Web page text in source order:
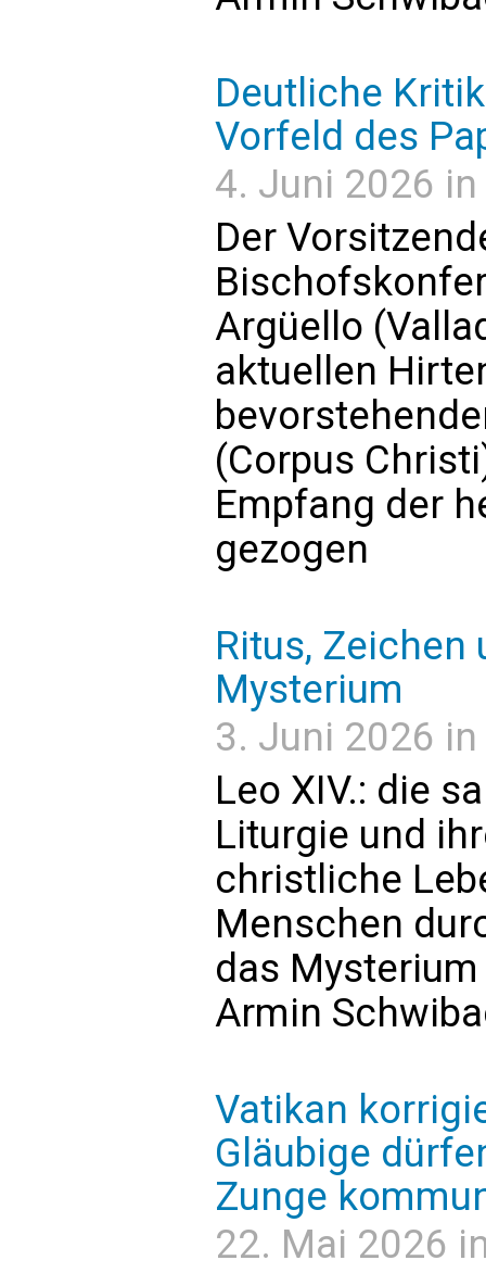
Deutliche
Vorfeld des
4. Juni 2026
Der
Argüello
aktuellen
(Corpus
Empfang der
gezogen
Ritus, Zeichen
Mysterium
3. Juni 2026
Leo XIV.: die
Liturgie und
christliche
Menschen
das
Armin
Vatikan
Gläubige
Zunge
22. Mai 2026